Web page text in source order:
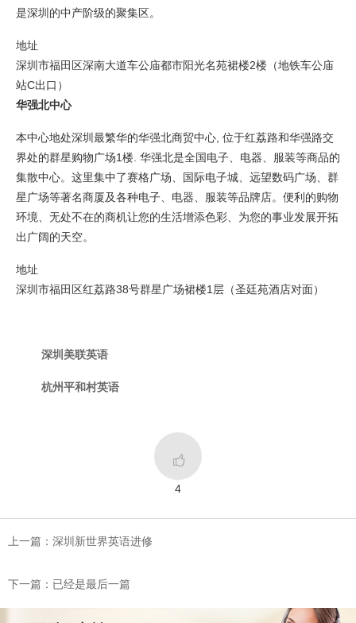
是深圳的中产阶级的聚集区。
地址
深圳市福田区深南大道车公庙都市阳光名苑裙楼2楼（地铁车公庙
站C出口）
华强北中心
本中心地处深圳最繁华的华强北商贸中心, 位于红荔路和华强路交
界处的群星购物广场1楼. 华强北是全国电子、电器、服装等商品的
集散中心。这里集中了赛格广场、国际电子城、远望数码广场、群
星广场等著名商厦及各种电子、电器、服装等品牌店。便利的购物
环境、无处不在的商机让您的生活增添色彩、为您的事业发展开拓
出广阔的天空。
地址
深圳市福田区红荔路38号群星广场裙楼1层（圣廷苑酒店对面）
深圳美联英语
杭州平和村英语

4
上一篇：深圳新世界英语进修
下一篇：已经是最后一篇